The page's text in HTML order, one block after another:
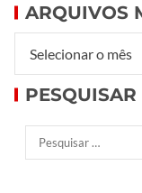
ARQUIVOS
PESQUISAR